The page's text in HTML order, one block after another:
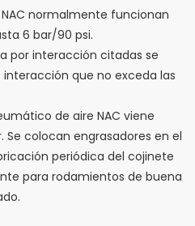
normalmente funcionan
6 bar/90 psi.
por interacción citadas se
que no exceda las
de aire NAC viene
Se colocan engrasadores en el
periódica del cojinete
para rodamientos de buena